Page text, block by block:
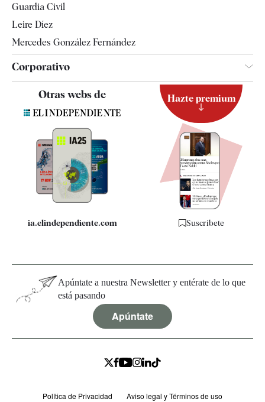
Guardia Civil
Leire Díez
Mercedes González Fernández
Corporativo
Quiénes somos
Especificaciones
Otras webs de
ia.elindependiente.com
Hazte premium
Suscríbete
Apúntate a nuestra Newsletter y entérate de lo que
está pasando
Apúntate
Política de Privacidad Aviso legal y Términos de uso